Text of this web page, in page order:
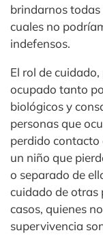
brindarnos todas
cuales no
indefensos.
El rol de
ocupado tanto
biológicos y
personas que
perdido contacto
un niño que
o separado de
cuidado de otras
casos, quienes
supervivencia